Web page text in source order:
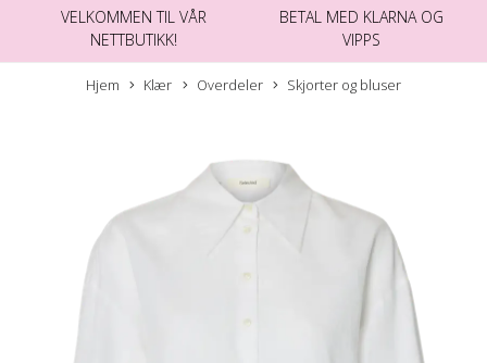
VELKOMMEN TIL VÅR
NETTBUTIKK!
BETAL MED KLARNA OG
VIPPS
Hjem Klær Overdeler Skjorter og bluser